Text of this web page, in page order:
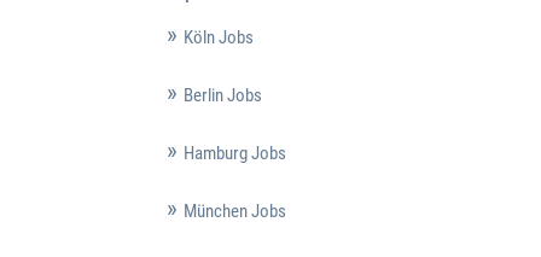
Köln Jobs
Berlin Jobs
Hamburg Jobs
München Jobs